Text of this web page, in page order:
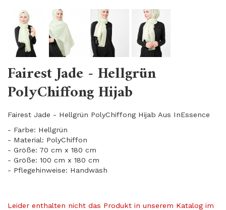
Fairest Jade - Hellgrün
PolyChiffong Hijab
Fairest Jade - Hellgrün PolyChiffong Hijab Aus InEssence
- Farbe: Hellgrün
- Material: PolyChiffon
- Größe: 70 cm x 180 cm
- Größe: 100 cm x 180 cm
- Pflegehinweise: Handwäsh
Leider enthalten nicht das Produkt in unserem Katalog im